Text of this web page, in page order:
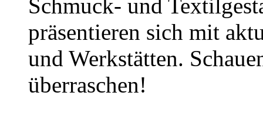
Schmuck- und
präsentieren sich mit
und Werkstätten.
überraschen!